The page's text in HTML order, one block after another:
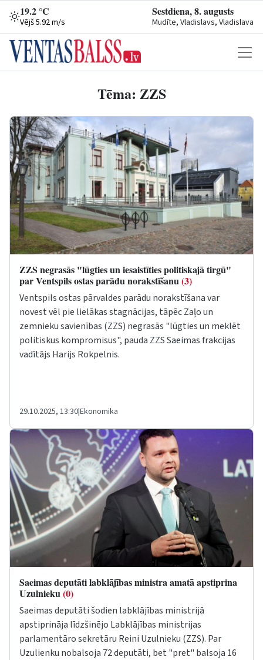
19.2 °C
Vējš 5.92 m/s
Sestdiena, 8. augusts
Mudīte, Vladislavs, Vladislava
Tēma: ZZS
ZZS negrasās "lūgties un iesaistīties politiskajā tirgū"
par Ventspils ostas parādu norakstīšanu(3)
Ventspils ostas pārvaldes parādu norakstīšana var
novest vēl pie lielākas stagnācijas, tāpēc Zaļo un
zemnieku savienības (ZZS) negrasās "lūgties un meklēt
politiskus kompromisus", pauda ZZS Saeimas frakcijas
vadītājs Harijs Rokpelnis.
29.10.2025, 13:30|Ekonomika
Saeimas deputāti labklājības ministra amatā apstiprina
Uzulnieku(0)
Saeimas deputāti šodien labklājības ministrijā
apstiprināja līdzšinējo Labklājības ministrijas
parlamentāro sekretāru Reini Uzulnieku (ZZS). Par
Uzulienku nobalsoja 72 deputāti, bet "pret" balsoja 16